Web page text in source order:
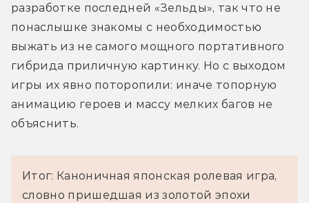
разработке последней «Зельды», так что не
понаслышке знакомы с необходимостью
выжать из не самого мощного портативного
гибрида приличную картинку. Но с выходом
игры их явно поторопили: иначе топорную
анимацию героев и массу мелких багов не
объяснить.
Итог: Каноничная японская ролевая игра,
словно пришедшая из золотой эпохи